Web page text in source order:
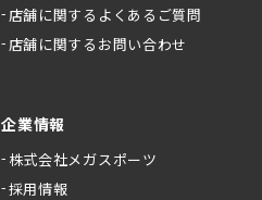
店舗に関するよくあるご質問
店舗に関するお問い合わせ
企業情報
株式会社メガスポーツ
採用情報